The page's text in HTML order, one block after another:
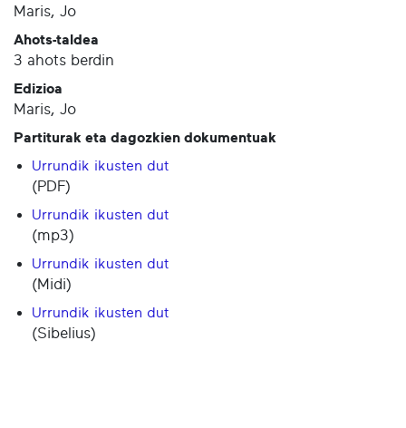
Maris, Jo
Ahots-taldea
3 ahots berdin
Edizioa
Maris, Jo
Partiturak eta dagozkien dokumentuak
Urrundik ikusten dut
(PDF)
Urrundik ikusten dut
(mp3)
Urrundik ikusten dut
(Midi)
Urrundik ikusten dut
(Sibelius)